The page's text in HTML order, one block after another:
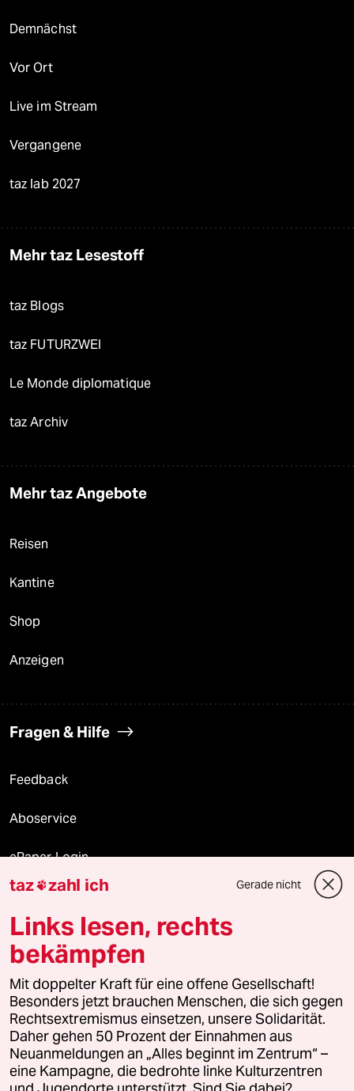
Demnächst
Vor Ort
Live im Stream
Vergangene
taz lab 2027
Mehr taz Lesestoff
taz Blogs
taz FUTURZWEI
Le Monde diplomatique
taz Archiv
Mehr taz Angebote
Reisen
Kantine
Shop
Anzeigen
Fragen & Hilfe
Feedback
Aboservice
ePaper Login
Downloads für Abonnierende
© 2026 taz Verlags und Vertriebs GmbH
Alle Rechte vorbehalten. Bei rechtlichen Fragen oder für Genehmigungen
wenden Sie sich bitte an lizenzen@taz.de
Feedback Redaktionsstatut Kommune-Richtlinien
Leitlinie Informant Datenschutz Impressum AGB
taz zahl ich Gerade nicht
Links lesen, rechts
bekämpfen
Mit doppelter Kraft für eine offene Gesellschaft!
Besonders jetzt brauchen Menschen, die sich gegen
Rechtsextremismus einsetzen, unsere Solidarität.
Daher gehen 50 Prozent der Einnahmen aus
Neuanmeldungen an „Alles beginnt im Zentrum“ –
eine Kampagne, die bedrohte linke Kulturzentren